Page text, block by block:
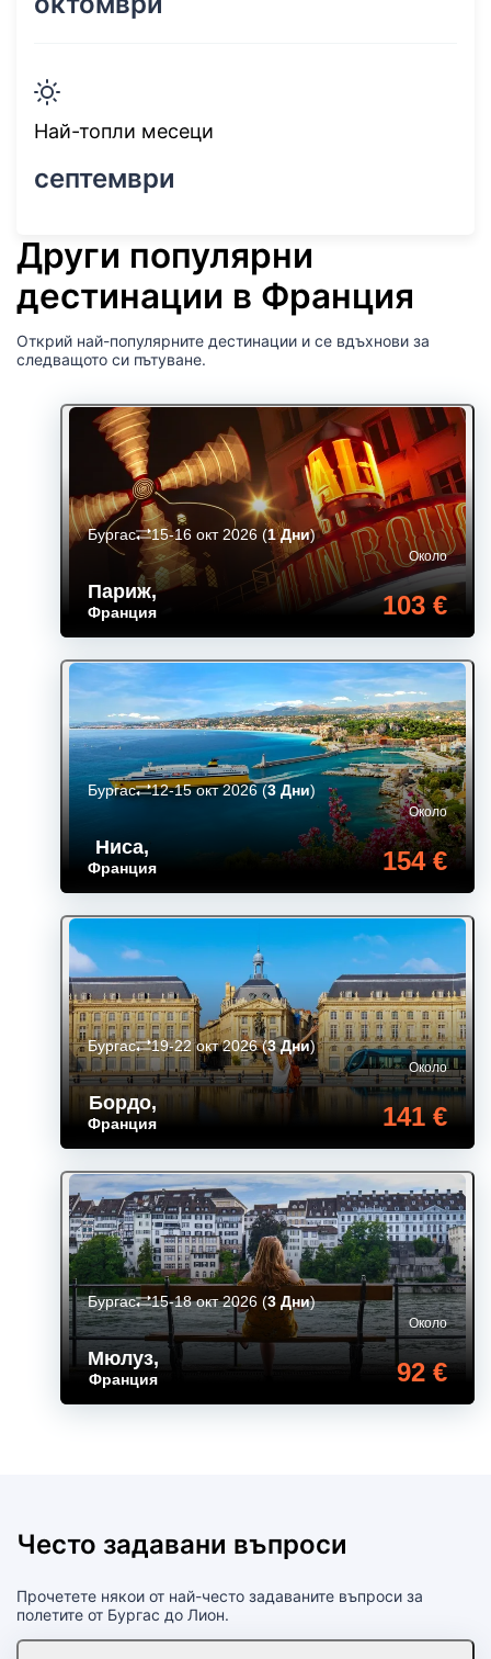
Най-топли месеци
септември
Други популярни
дестинации в Франция
Открий най-популярните дестинации и се вдъхнови за
следващото си пътуване.
Париж,
Франция
Около
103 €
Бургас 15-16 окт 2026 (1 Дни)
Ниса,
Франция
Около
154 €
Бургас 12-15 окт 2026(3 Дни)
Бордо,
Франция
Около
141 €
Бургас 19-22 окт 2026(3 Дни)
Мюлуз,
Франция
Около
92 €
Бургас 15-18 окт 2026 (3 Дни)
Често задавани въпроси
Прочетете някои от най-често задаваните въпроси за
полетите от Бургас до Лион.